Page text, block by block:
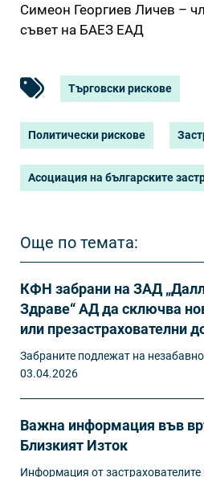
Симеон Георгиев Личев –
съвет на БАЕЗ ЕАД
Търговски рискове
Политически рискове
Асоциация на българските
Още по темата:
КФН забрани на ЗАД
Здраве“ АД да сключва
или презастрахователни
Забраните подлежат на
03.04.2026
Важна информация във
Близкият Изток
Информация от